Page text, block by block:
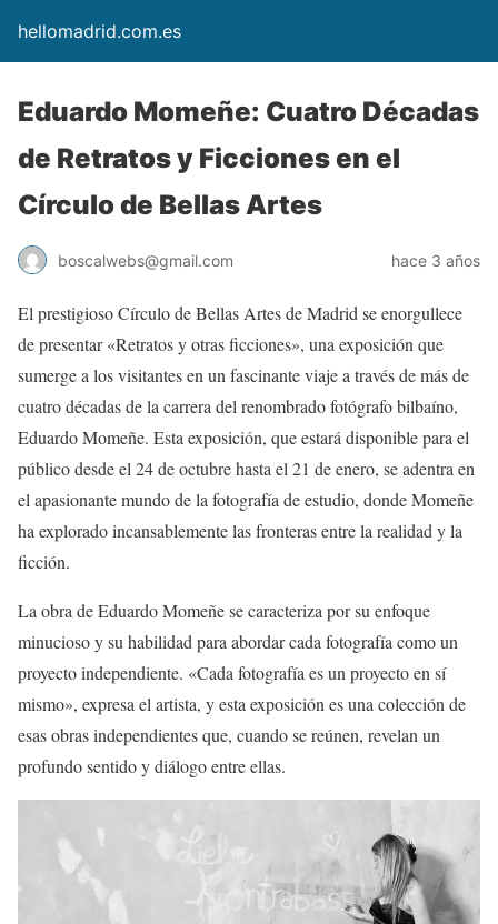
hellomadrid.com.es
Eduardo Momeñe: Cuatro Décadas
de Retratos y Ficciones en el
Círculo de Bellas Artes
boscalwebs@gmail.com hace 3 años
El prestigioso Círculo de Bellas Artes de Madrid se enorgullece
de presentar «Retratos y otras ficciones», una exposición que
sumerge a los visitantes en un fascinante viaje a través de más de
cuatro décadas de la carrera del renombrado fotógrafo bilbaíno,
Eduardo Momeñe. Esta exposición, que estará disponible para el
público desde el 24 de octubre hasta el 21 de enero, se adentra en
el apasionante mundo de la fotografía de estudio, donde Momeñe
ha explorado incansablemente las fronteras entre la realidad y la
ficción.
La obra de Eduardo Momeñe se caracteriza por su enfoque
minucioso y su habilidad para abordar cada fotografía como un
proyecto independiente. «Cada fotografía es un proyecto en sí
mismo», expresa el artista, y esta exposición es una colección de
esas obras independientes que, cuando se reúnen, revelan un
profundo sentido y diálogo entre ellas.